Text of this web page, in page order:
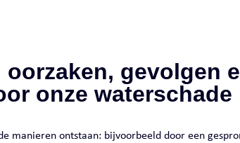
oorzaken, gevolgen
onze waterschade
manieren ontstaan: bijvoorbeeld door een